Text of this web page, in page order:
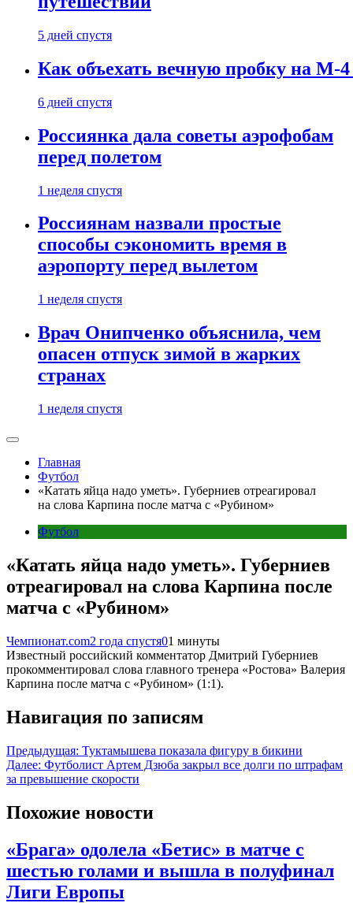
5 дней спустя
Как объехать вечную пробку на М-
6 дней спустя
Россиянка дала советы аэрофобам
перед полетом
1 неделя спустя
Россиянам назвали простые
способы сэкономить время в
аэропорту перед вылетом
1 неделя спустя
Врач Онипченко объяснила, чем
опасен отпуск зимой в жарких
странах
1 неделя спустя
Главная
Футбол
«Катать яйца надо уметь». Губерниев отреагировал
на слова Карпина после матча с «Рубином»
Футбол
«Катать яйца надо уметь». Губерниев
отреагировал на слова Карпина после
матча с «Рубином»
Чемпионат.com2 года спустя01 минуты
Известный российский комментатор Дмитрий Губерниев
прокомментировал слова главного тренера «Ростова» Валерия
Карпина после матча с «Рубином» (1:1).
Навигация по записям
Предыдущая: Туктамышева показала фигуру в бикини
Далее: Футболист Артем Дзюба закрыл все долги по штрафам
за превышение скорости
Похожие новости
«Брага» одолела «Бетис» в матче с
шестью голами и вышла в полуфинал
Лиги Европы